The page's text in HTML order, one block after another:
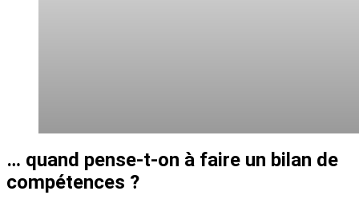
… quand pense-t-on à faire un bilan de
compétences ?